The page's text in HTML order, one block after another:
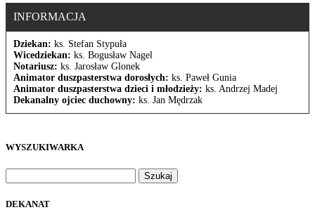
INFORMACJA
Dziekan: ks. Stefan Stypuła
Wicedziekan: ks. Bogusław Nagel
Notariusz: ks. Jarosław Glonek
Animator duszpasterstwa dorosłych: ks. Paweł Gunia
Animator duszpasterstwa dzieci i młodzieży: ks. Andrzej Madej
Dekanalny ojciec duchowny: ks. Jan Mędrzak
WYSZUKIWARKA
DEKANAT